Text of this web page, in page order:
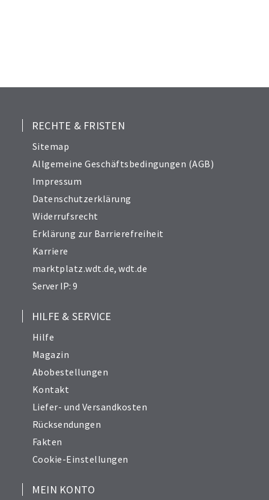
RECHTE & FRISTEN
Sitemap
Allgemeine Geschäftsbedingungen (AGB)
Impressum
Datenschutzerklärung
Widerrufsrecht
Erklärung zur Barrierefreiheit
Karriere
marktplatz.wdt.de,wdt.de
Server IP: 9
HILFE & SERVICE
Hilfe
Magazin
Abobestellungen
Kontakt
Liefer- und Versandkosten
Rücksendungen
Fakten
Cookie-Einstellungen
MEIN KONTO